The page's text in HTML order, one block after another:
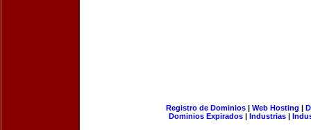
Registro de Dominios| Web Hosting |
Dominios Expirados | Industrias |